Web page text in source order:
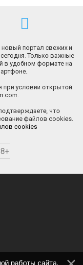
новый портал свежих и
Только важные
в удобном формате на
при условии открытой
что
файлов cookies.
cookies
работы сайта.